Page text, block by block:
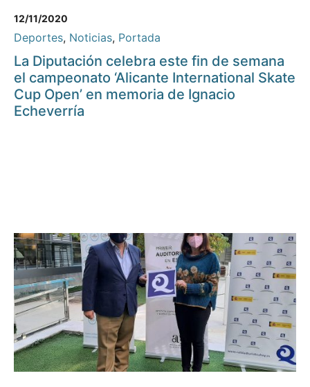
12/11/2020
Deportes, Noticias, Portada
La Diputación celebra este fin de semana
el campeonato ‘Alicante International Skate
Cup Open’ en memoria de Ignacio
Echeverría